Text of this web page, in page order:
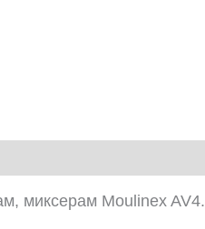
миксерам Moulinex AV4.